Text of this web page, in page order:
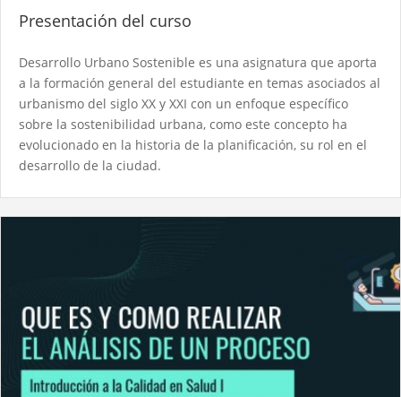
Presentación del curso
Desarrollo Urbano Sostenible es una asignatura que aporta
a la formación general del estudiante en temas asociados al
urbanismo del siglo XX y XXI con un enfoque específico
sobre la sostenibilidad urbana, como este concepto ha
evolucionado en la historia de la planificación, su rol en el
desarrollo de la ciudad.